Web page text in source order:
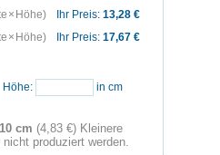
× Höhe) Ihr Preis: 13,28 €
× Höhe) Ihr Preis: 17,67 €
in cm
cm (4,83 €) Kleinere
produziert werden.